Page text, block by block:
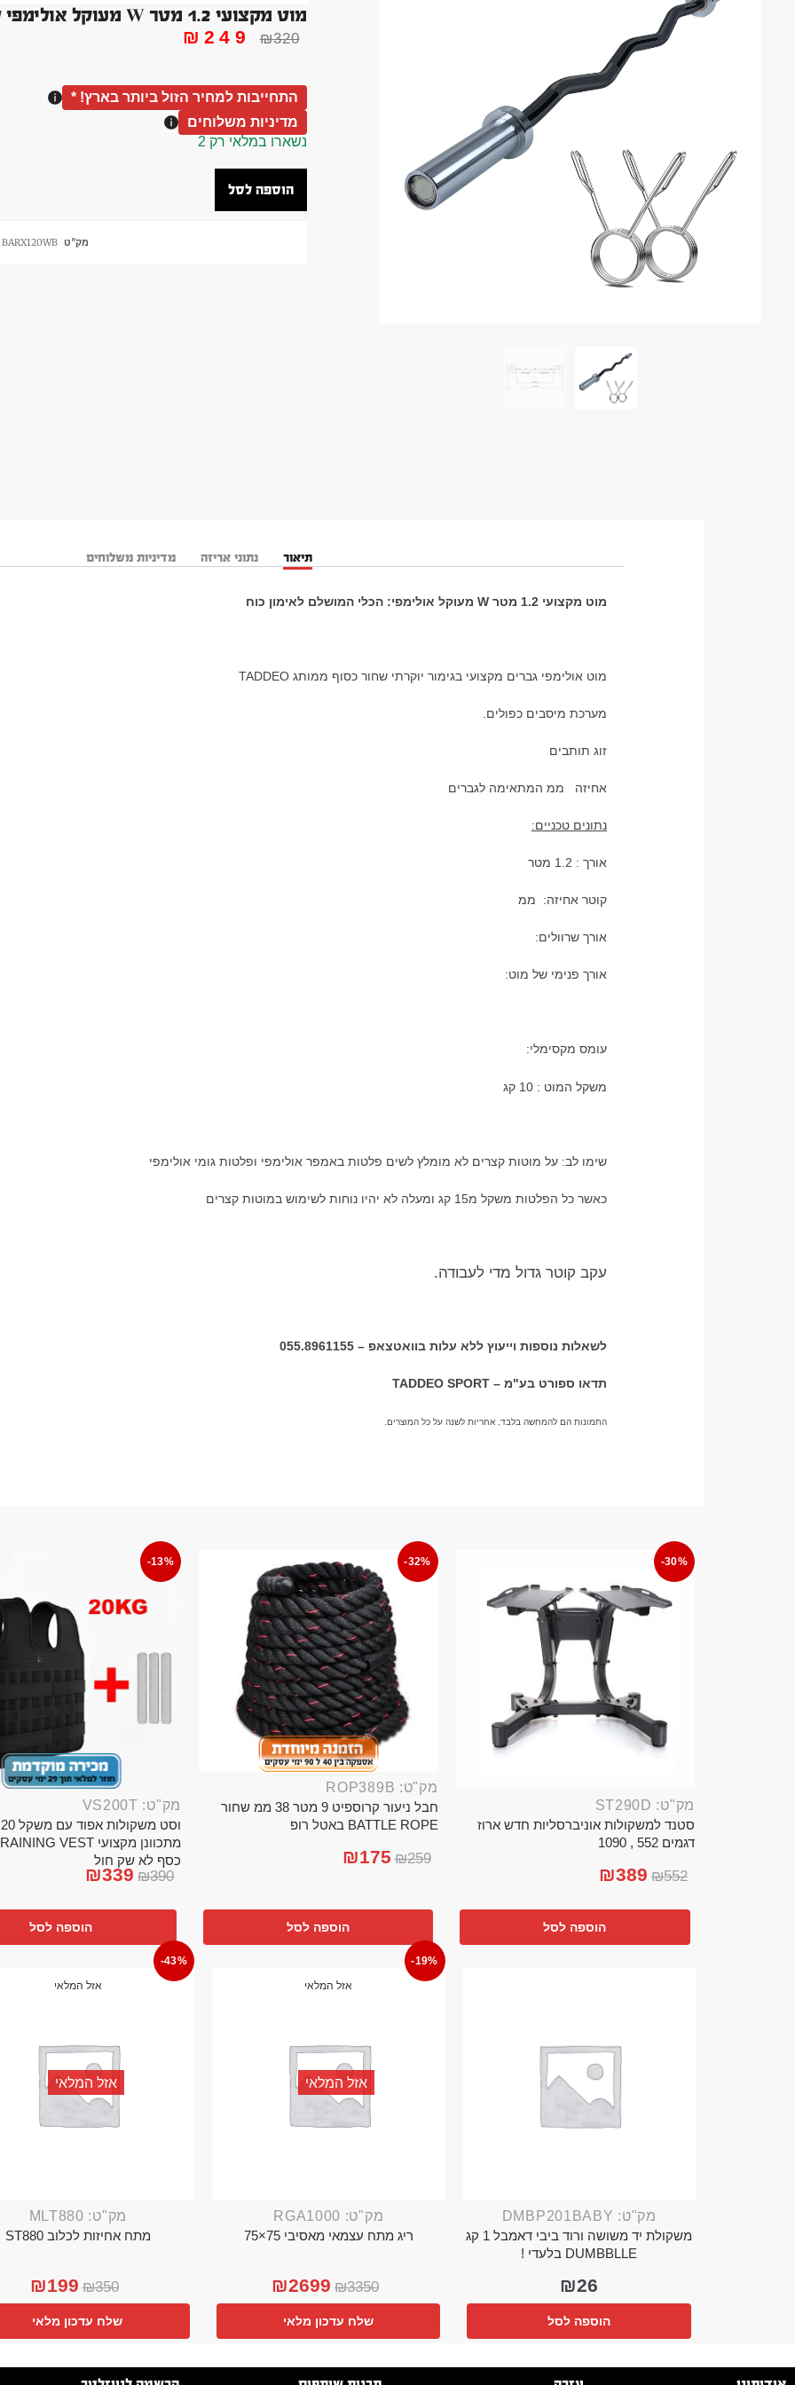
מוט מקצועי 1.2 מטר W מעוקל אולימפי שחור כסוף משקל 10 קג
₪320
₪ 249
התחייבות למחיר הזול ביותר בארץ! *
מדיניות משלוחים
נשארו במלאי רק 2
הוספה לסל
מק"ט BARX120WB
תיאור נתוני אריזה מדיניות משלוחים
מוט מקצועי 1.2 מטר W מעוקל אולימפי: הכלי המושלם לאימון כוח
מוט אולימפי גברים מקצועי בגימור יוקרתי שחור כסוף ממותג TADDEO
מערכת מיסבים כפולים.
זוג תותבים
אחיזה ממ המתאימה לגברים
נתונים טכניים:
אורך : 1.2 מטר
קוטר אחיזה: ממ
אורך שרוולים:
אורך פנימי של מוט:
עומס מקסימלי:
משקל המוט : 10 קג
שימו לב: על מוטות קצרים לא מומלץ לשים פלטות באמפר אולימפי ופלטות גומי אולימפי
כאשר כל הפלטות משקל מ15 קג ומעלה לא יהיו נוחות לשימוש במוטות קצרים
עקב קוטר גדול מדי לעבודה.
לשאלות נוספות וייעוץ ללא עלות בוואטצאפ – 055.8961155
תדאו ספורט בע"מ – TADDEO SPORT
התמונות הם להמחשה בלבד, אחריות לשנה על כל המוצרים.
-30%
מק"ט: ST290D
סטנד למשקולות אוניברסליות חדש ארוז
דגמים 552 , 1090
₪552
₪389
הוספה לסל
-32%
מק"ט: ROP389B
חבל ניעור קרוספיט 9 מטר 38 ממ שחור
BATTLE ROPE באטל רופ
₪259
₪175
הוספה לסל
-13%
מק"ט: VS200T
כסף לא שק חול
₪390
₪339
הוספה לסל
מק"ט: DMBP201BABY
משקולת יד משושה ורוד ביבי דאמבל 1 קג
DUMBBLLE בלעדי !
₪26
הוספה לסל
-19%
אזל המלאי
אזל המלאי
מק"ט: RGA1000
ריג מתח עצמאי מאסיבי 75×75
₪3350
₪2699
שלח עדכון מלאי
-43%
אזל המלאי
אזל המלאי
מק"ט: MLT880
מתח אחיזות לכלוב ST880
₪350
₪199
שלח עדכון מלאי